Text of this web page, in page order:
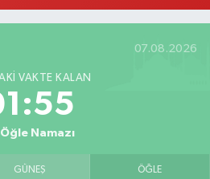
07.08.2026
VAKTE KALAN
Öğle Namazı
GÜNEŞ ÖĞLE